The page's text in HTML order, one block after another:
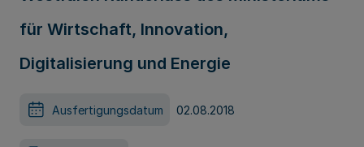
für Wirtschaft, Innovation,
Digitalisierung und Energie
Ausfertigungsdatum 02.08.2018